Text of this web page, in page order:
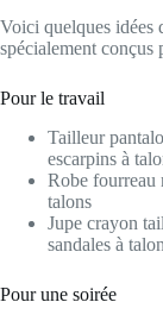
Voici quelques idées
spécialement conçus
Pour le travail
Tailleur
escarpins à
Robe fourreau
talons
Jupe crayon
sandales à
Pour une soirée